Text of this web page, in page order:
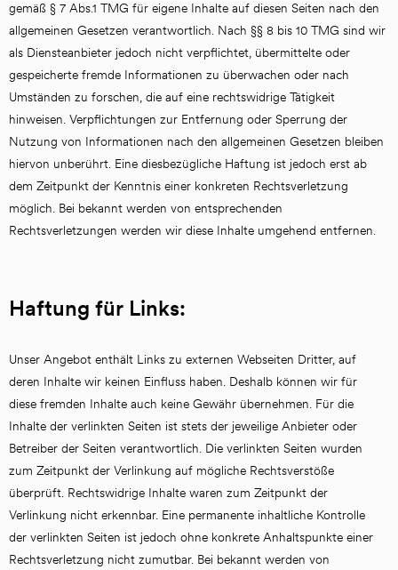
gemäß § 7 Abs.1 TMG für eigene Inhalte auf diesen Seiten nach den
allgemeinen Gesetzen verantwortlich. Nach §§ 8 bis 10 TMG sind wir
als Diensteanbieter jedoch nicht verpflichtet, übermittelte oder
gespeicherte fremde Informationen zu überwachen oder nach
Umständen zu forschen, die auf eine rechtswidrige Tätigkeit
hinweisen. Verpflichtungen zur Entfernung oder Sperrung der
Nutzung von Informationen nach den allgemeinen Gesetzen bleiben
hiervon unberührt. Eine diesbezügliche Haftung ist jedoch erst ab
dem Zeitpunkt der Kenntnis einer konkreten Rechtsverletzung
möglich. Bei bekannt werden von entsprechenden
Rechtsverletzungen werden wir diese Inhalte umgehend entfernen.
Haftung für Links:
Unser Angebot enthält Links zu externen Webseiten Dritter, auf
deren Inhalte wir keinen Einfluss haben. Deshalb können wir für
diese fremden Inhalte auch keine Gewähr übernehmen. Für die
Inhalte der verlinkten Seiten ist stets der jeweilige Anbieter oder
Betreiber der Seiten verantwortlich. Die verlinkten Seiten wurden
zum Zeitpunkt der Verlinkung auf mögliche Rechtsverstöße
überprüft. Rechtswidrige Inhalte waren zum Zeitpunkt der
Verlinkung nicht erkennbar. Eine permanente inhaltliche Kontrolle
der verlinkten Seiten ist jedoch ohne konkrete Anhaltspunkte einer
Rechtsverletzung nicht zumutbar. Bei bekannt werden von